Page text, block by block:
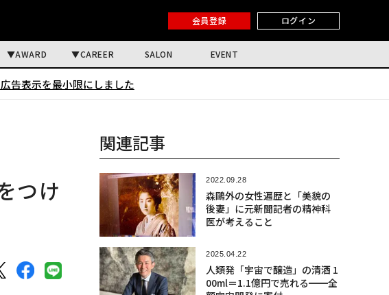
会員登録 ログイン
AWARD CAREER SALON EVENT
告表示を最小限にしました
つけ
関連記事
2022.09.28
森鷗外の女性遍歴と「美貌の
後妻」に元新聞記者の精神科
医が考えること
2025.04.22
人類発「宇宙で醸造」の清酒 1
00ml＝1.1億円で売れる━━全